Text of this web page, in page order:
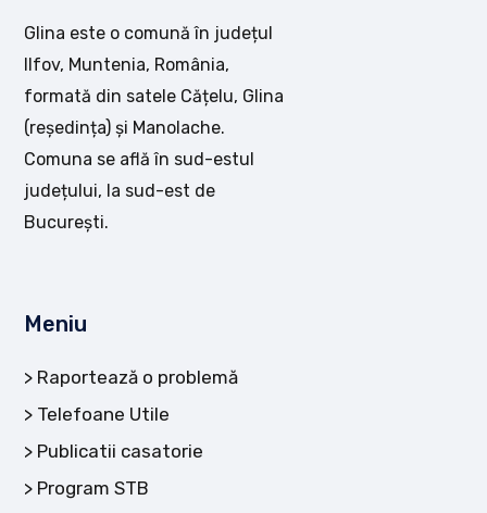
Glina este o comună în județul
Ilfov, Muntenia, România,
formată din satele Cățelu, Glina
(reședința) și Manolache.
Comuna se află în sud-estul
județului, la sud-est de
București.
Meniu
Raportează o problemă
Telefoane Utile
Publicatii casatorie
Program STB